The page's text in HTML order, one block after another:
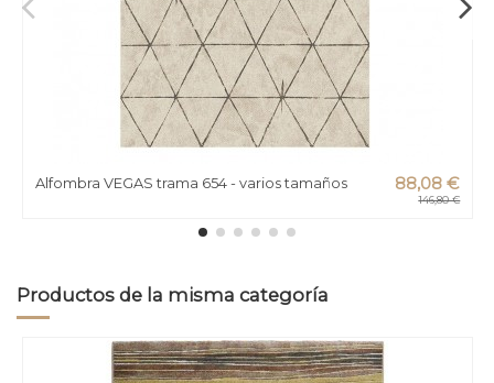
Alfombra VEGAS trama 654 - varios tamaños 88,08 €
146,80 €
Productos de la misma categoría